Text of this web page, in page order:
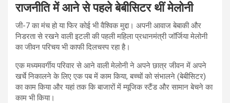
राजनीति में आने से पहले बेबीसिटर थीं मेलोनी
जी-7 का मंच हो या फिर कोई भी वैश्विक मुद्दा। अपनी आवाज बेबाकी और
निडरता से रखने वाली इटली की पहली महिला प्रधानमंत्री जॉर्जिया मेलोनी
का जीवन परिचय भी काफी दिलचस्प रहा है।
एक मध्यमवर्गीय परिवार से आने वाली मेलोनी ने अपने छात्र जीवन में अपने
खर्चे निकालने के लिए एक पब में काम किया, बच्चों को संभालने (बेबीसिटर)
का काम किया और यहां तक कि बाजारों में म्यूजिक स्टैंड और सामान बेचने का
काम भी किया।